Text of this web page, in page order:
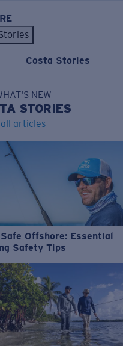
Costa Stories
NEW
STORIES
all articles
Offshore: Essential
Safety Tips